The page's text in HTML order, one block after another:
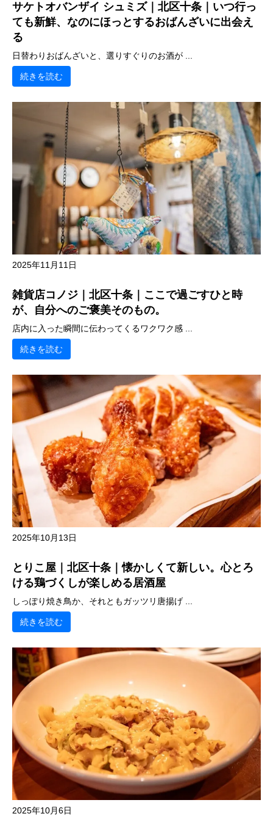
サケトオバンザイ シュミズ｜北区十条｜いつ行っ
ても新鮮、なのにほっとするおばんざいに出会え
る
日替わりおばんざいと、選りすぐりのお酒が ...
続きを読む
2025年11月11日
雑貨店コノジ｜北区十条｜ここで過ごすひと時
が、自分へのご褒美そのもの。
店内に入った瞬間に伝わってくるワクワク感 ...
続きを読む
2025年10月13日
とりこ屋｜北区十条｜懐かしくて新しい。心とろ
ける鶏づくしが楽しめる居酒屋
しっぽり焼き鳥か、それともガッツリ唐揚げ ...
続きを読む
2025年10月6日